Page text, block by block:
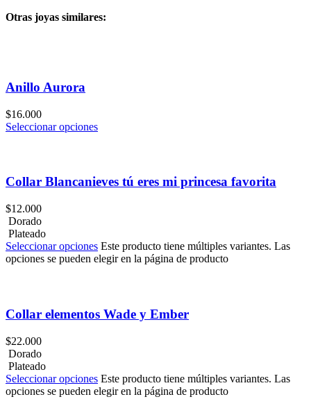
Otras joyas similares:
Anillo Aurora
$16.000
Seleccionar opciones
Collar Blancanieves tú eres mi princesa ​favorita
$12.000
Dorado
Plateado
Seleccionar opciones Este producto tiene múltiples variantes. Las
opciones se pueden elegir en la página de producto
Collar elementos Wade y Ember
$22.000
Dorado
Plateado
Seleccionar opciones Este producto tiene múltiples variantes. Las
opciones se pueden elegir en la página de producto